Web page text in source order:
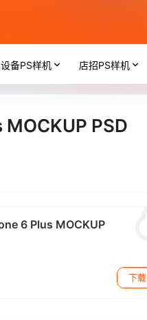
设备PS样机 店招PS样机
PSD
6 Plus MOCKUP
下载